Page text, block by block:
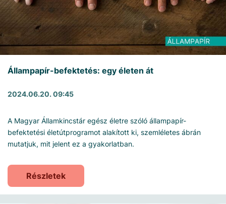
Állampapír-befektetés: egy életen át
2024.06.20. 09:45
A Magyar Államkincstár egész életre szóló állampapír-
befektetési életútprogramot alakított ki, szemléletes ábrán
mutatjuk, mit jelent ez a gyakorlatban.
Részletek